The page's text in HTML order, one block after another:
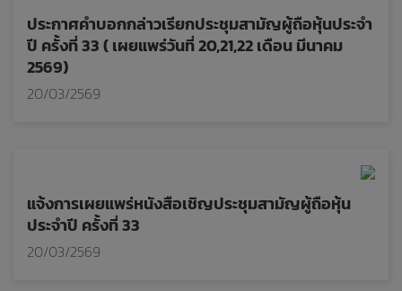
ประกาศคำบอกกล่าวเรียกประชุมสามัญผู้ถือหุ้นประจำ
ปี ครั้งที่ 33 ( เผยแพร่วันที่ 20,21,22 เดือน มีนาคม
2569)
20/03/2569
แจ้งการเผยแพร่หนังสือเชิญประชุมสามัญผู้ถือหุ้น
ประจำปี ครั้งที่ 33
20/03/2569